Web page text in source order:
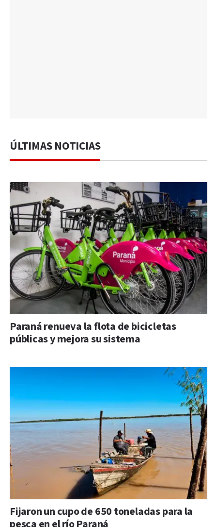
ÚLTIMAS NOTICIAS
Paraná renueva la flota de bicicletas
públicas y mejora su sistema
Fijaron un cupo de 650 toneladas para la
pesca en el río Paraná